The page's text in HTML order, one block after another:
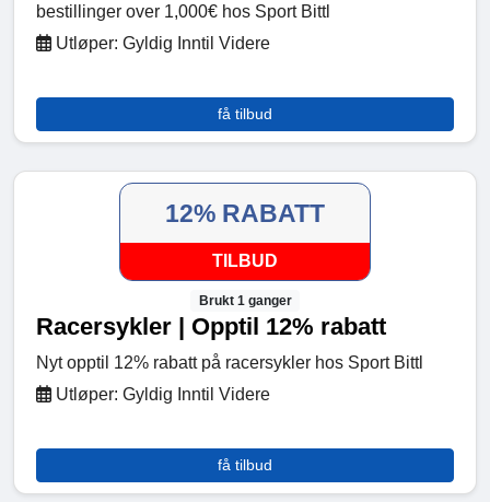
bestillinger over 1,000€ hos Sport Bittl
Utløper: Gyldig Inntil Videre
få tilbud
12% RABATT
TILBUD
Brukt 1 ganger
Racersykler | Opptil 12% rabatt
Nyt opptil 12% rabatt på racersykler hos Sport Bittl
Utløper: Gyldig Inntil Videre
få tilbud